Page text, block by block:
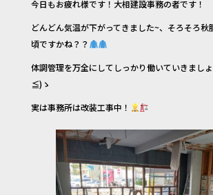
c
e
b
o
k
it
te
r
e
今日もお疲れ様です！大相建設事務の者です！
どんどん気温が下がってきました~、そろそろ秋
頃ですかね？？
体調管理を万全にしてしっかり働いていきま
≦)ゝ
実は事務所は改装工事中！